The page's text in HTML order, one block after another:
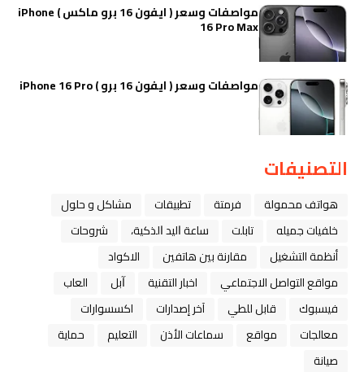
مواصفات وسعر ( ايفون 16 برو ماكس ) iPhone
16 Pro Max
مواصفات وسعر ( ايفون 16 برو ) iPhone 16 Pro
التصنيفات
هواتف محمولة فرمتة تطبيقات
مشاكل و حلول
خلفيات جميله
تابلت ﺳﺎﻋﺔ ﺍﻟﻴﺪ ﺍﻟﺬﻛﻴﺔ،
شروحات
أنظمة التشغيل
مقارنة بين هاتفين
الاكواد
مواقع التواصل الاجتماعي
اخبار التقنية ﺁﺑﻞ
العاب
فيسبوك
قابل للطي آخر إصدارات
اكسسوارات
معالجات
مواقع سماعات الأذن التعليم
حماية
صيانة